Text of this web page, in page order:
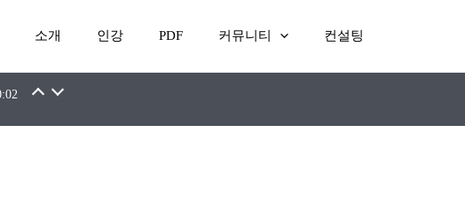
소개 인강 PDF 커뮤니티 컨설팅